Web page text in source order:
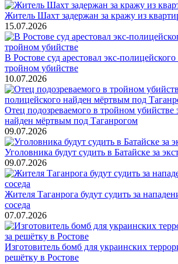
Житель Шахт задержан за кражу из
15.07.2026
В Ростове суд арестовал экс-
тройном убийстве
10.07.2026
Отец подозреваемого в тройном убийстве
найден мёртвым под Таганрогом
09.07.2026
Уголовника будут судить в Батайске за
09.07.2026
Жителя Таганрога будут судить за
соседа
07.07.2026
Изготовитель бомб для украинских
решётку в Ростове